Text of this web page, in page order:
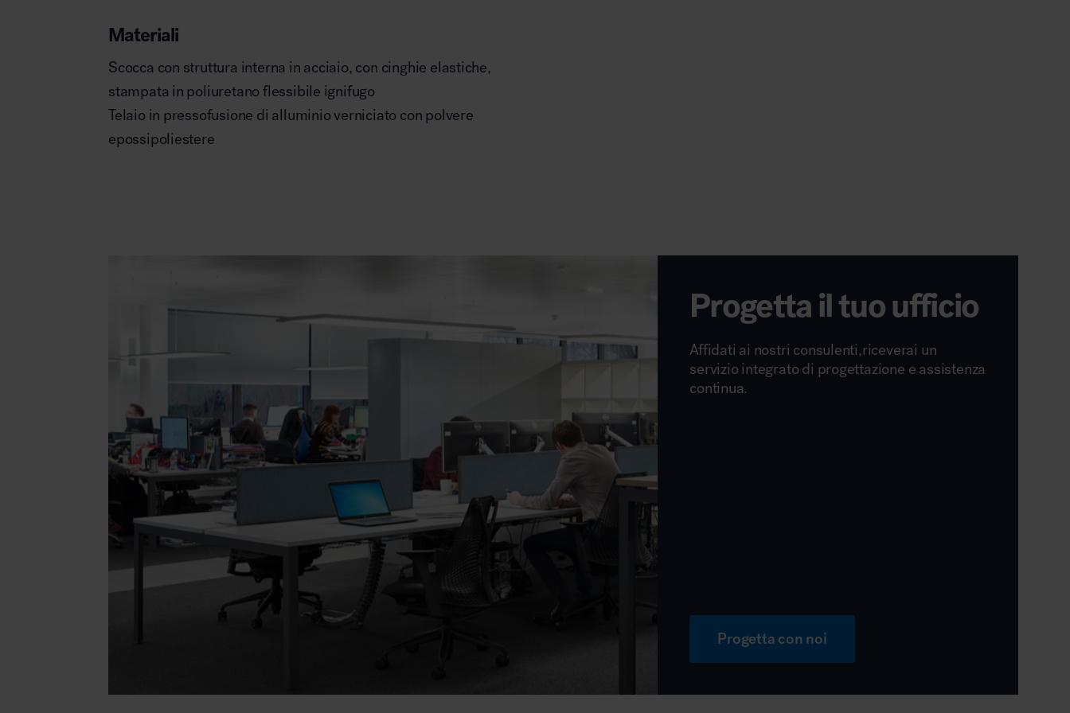
Materiali
Scocca con struttura interna in acciaio, con cinghie elastiche,
stampata in poliuretano flessibile ignifugo
Telaio in pressofusione di alluminio verniciato con polvere
epossipoliestere
Progetta il tuo ufficio
Affidati ai nostri consulenti,riceverai un
servizio integrato di progettazione e assistenza
continua.
Progetta con noi